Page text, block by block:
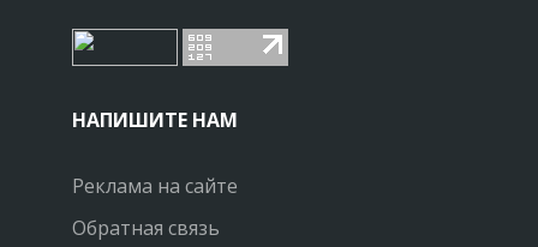
НАПИШИТЕ НАМ
Реклама на сайте
Обратная связь